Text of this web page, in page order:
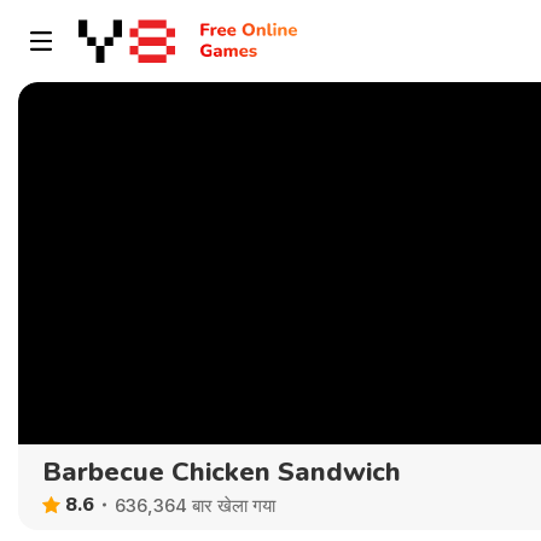
Barbecue Chicken Sandwich
8.6 636,364 बार खेला गया